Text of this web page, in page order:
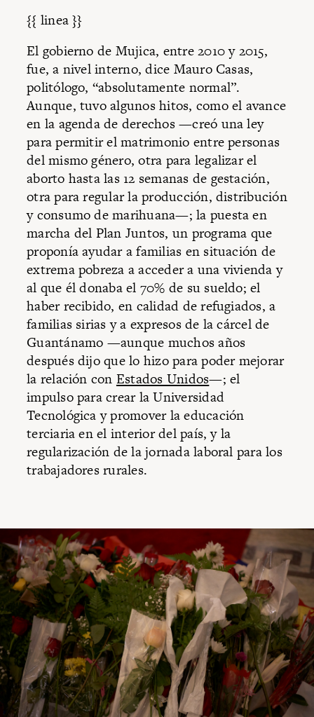
{{ linea }}
El gobierno de Mujica, entre 2010 y 2015,
fue, a nivel interno, dice Mauro Casas,
politólogo, “absolutamente normal”.
Aunque, tuvo algunos hitos, como el avance
en la agenda de derechos —creó una ley
para permitir el matrimonio entre personas
del mismo género, otra para legalizar el
aborto hasta las 12 semanas de gestación,
otra para regular la producción, distribución
y consumo de marihuana—; la puesta en
marcha del Plan Juntos, un programa que
proponía ayudar a familias en situación de
extrema pobreza a acceder a una vivienda y
al que él donaba el 70% de su sueldo; el
haber recibido, en calidad de refugiados, a
familias sirias y a expresos de la cárcel de
Guantánamo —aunque muchos años
después dijo que lo hizo para poder mejorar
la relación con Estados Unidos—; el
impulso para crear la Universidad
Tecnológica y promover la educación
terciaria en el interior del país, y la
regularización de la jornada laboral para los
trabajadores rurales.